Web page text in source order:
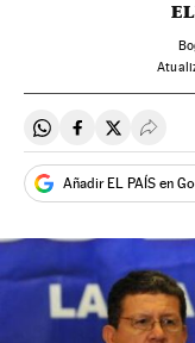
Compartir en
Compartir en
Compartir
Añadir EL PAÍS en